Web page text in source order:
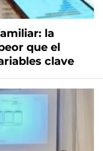
la
que el
clave